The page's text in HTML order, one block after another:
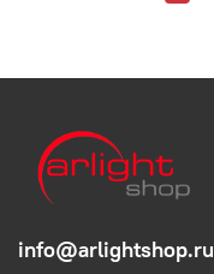
info@arlightshop.ru